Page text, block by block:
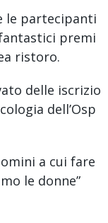
le partecipanti
premi
ristoro.
delle iscrizio
dell’Osp
a cui fare
le donne”